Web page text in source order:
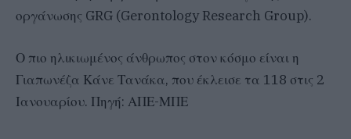
οργάνωσης GRG (Gerontology Research Group).
Ο πιο ηλικιωμένος άνθρωπος στον κόσμο είναι η
Γιαπωνέζα Κάνε Τανάκα, που έκλεισε τα 118 στις 2
Ιανουαρίου. Πηγή: ΑΠΕ-ΜΠΕ